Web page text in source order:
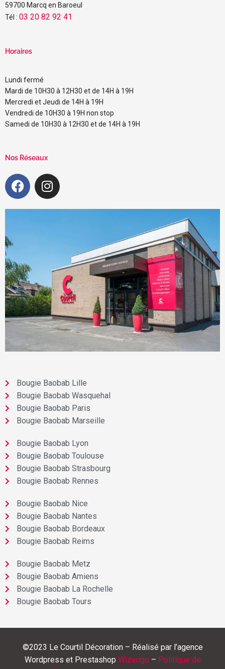
59700 Marcq en Baroeul
Tél : 03 20 82 92 41
Horaires
Lundi fermé
Mardi de 10H30 à 12H30 et de 14H à 19H
Mercredi et Jeudi de 14H à 19H
Vendredi de 10H30 à 19H non stop
Samedi de 10H30 à 12H30 et de 14H à 19H
Nos Réseaux
Bougie Baobab Lille
Bougie Baobab Wasquehal
Bougie Baobab Paris
Bougie Baobab Marseille
Bougie Baobab Lyon
Bougie Baobab Toulouse
Bougie Baobab Strasbourg
Bougie Baobab Rennes
Bougie Baobab Nice
Bougie Baobab Nantes
Bougie Baobab Bordeaux
Bougie Baobab Reims
Bougie Baobab Metz
Bougie Baobab Amiens
Bougie Baobab La Rochelle
Bougie Baobab Tours
©2023 Le Courtil Décoration – Réalisé par l’agence
Wordpress et Prestashop Wizengo – Politique de